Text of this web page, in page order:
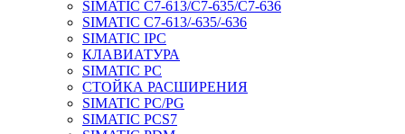
SIMATIC C7-613/C7-635/C7-636
SIMATIC C7-613/-635/-636
SIMATIC IPC
КЛАВИАТУРА
SIMATIC PC
СТОЙКА РАСШИРЕНИЯ
SIMATIC PC/PG
SIMATIC PCS7